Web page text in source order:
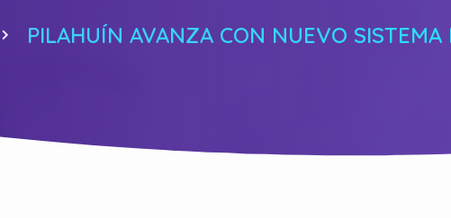
PILAHUÍN AVANZA CON NUEVO